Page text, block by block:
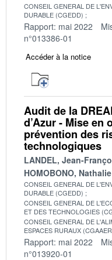
CONSEIL GENERAL DE
DURABLE (CGEDD)
Rapport: mai 2022
n°013386-01
Accéder à la notice
Audit de la
d’Azur - Mise en
prévention des
technologiques
LANDEL, Jean-
HOMOBONO, Nathalie
CONSEIL GENERAL DE
DURABLE (CGEDD)
CONSEIL GENERAL DE
ET DES TECHNOLOGIES
CONSEIL GENERAL DE
ESPACES RURAUX
Rapport: mai 2022
n°013920-01